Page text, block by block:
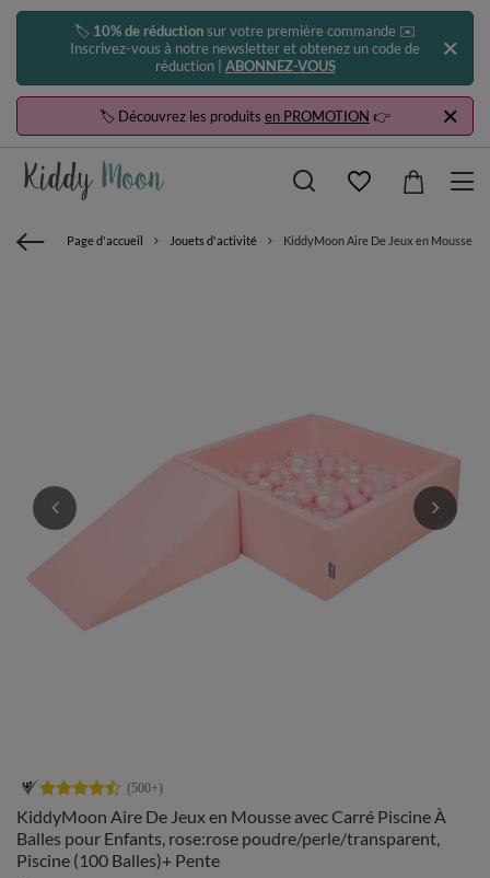
🏷️ 10% de réductionsur votre première commande ✉️
Inscrivez-vous à notre newsletter et obtenez un code de
réduction | ABONNEZ-VOUS
🏷️ Découvrez les produits en PROMOTION 👉
Page d'accueil Jouets d'activité KiddyMoon Aire De Jeux en Mousse
KiddyMoon Aire De Jeux en Mousse avec Carré Piscine À
Balles pour Enfants, rose:rose poudre/perle/transparent,
Piscine (100 Balles)+ Pente